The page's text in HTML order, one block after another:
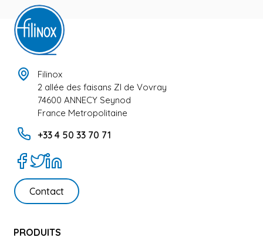
Filinox
2 allée des faisans ZI de Vovray
74600 ANNECY Seynod
France Metropolitaine
+33 4 50 33 70 71
Contact
PRODUITS